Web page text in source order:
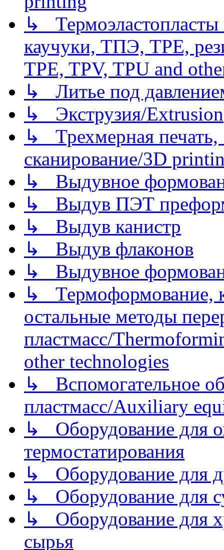
↳
каучуки, ТПЭ, TPE,
TPE, TPV, TPU and
↳ Литье под
↳ Экструзия/Extrusion
↳ Трехмерная
сканирование/3D
↳ Выдувное
↳ Выдув ПЭТ
↳ Выдув канистр
↳ Выдув флаконов
↳ Выдувное
↳ Термоформование,
остальные методы
пластмасс/
other technologies
↳ Вспомогательное
пластмасс/Auxiliary
↳ Оборудование для
термостатирования
↳ Оборудование для
↳ Оборудование для
↳ Оборудование для
сырья